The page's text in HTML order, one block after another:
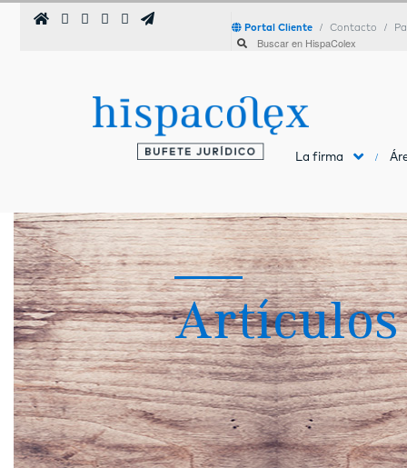
Portal Cliente Contacto
La firma